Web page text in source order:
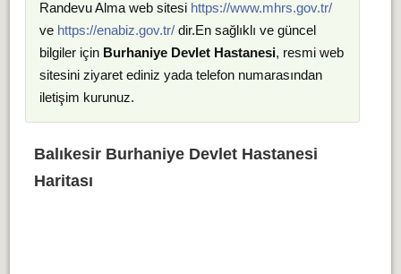
Randevu Alma web sitesi https://www.mhrs.gov.tr/
ve https://enabiz.gov.tr/dir.En sağlıklı ve güncel
bilgiler için Burhaniye Devlet Hastanesi, resmi web
sitesini ziyaret ediniz yada telefon numarasından
iletişim kurunuz.
Balıkesir Burhaniye Devlet Hastanesi
Haritası